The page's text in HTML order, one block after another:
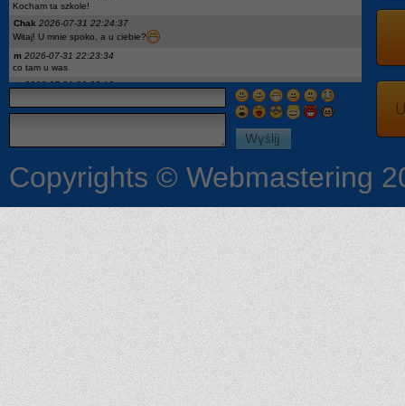
Kocham ta szkole!
Chak 2026-07-31 22:24:37
Witaj! U mnie spoko, a u ciebie?
m 2026-07-31 22:23:34
co tam u was
m 2026-07-31 22:23:18
x 2026-07-27 18:04:05
Descubre1. I geo była nowa a teraz stara edycja wtf
Ona 2026-07-24 08:53:33
Czy jest jakaś lista podreczników dla pierwszoklasistów?
pytań a niekoniecznie mam się kogo zapytać więc możemy się dodać na Ig czy
coś i po prostu byśmy popisali bo na tym chcecie tematy się szybko zmieniają
2026-07-13 22:10:12
lista bedzie w szkole wywieszona zakwalifikowanych
wercia
2026-07-13 18:12:39
czy listy osob zakwalifikowanych i pozniej tych przyjetych beda na stronie szkoly
czy trzeba bedzie podejsc? a jak na stronie to gdzie dokladnie?
SIGMA
2026-07-11 10:08:34
2026-07-08 18:19:24
Pozwalają u was nauczyciele korzystać z tabletów np do notatek albo żeby sobie
otworzyć podręcznik na Internecie czy raczej nie
2026-07-07 08:56:40
Copyrights © Webmastering